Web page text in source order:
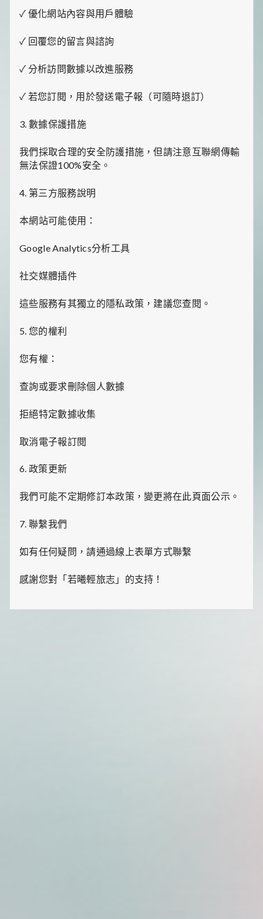
用
的
家
招、
最
道
美
食
薦，
還
心
寵
養
和
植
養
知
每
天
現
點
生
小
幸，
讓
凡
子
發
✓ 優化網站內容與用戶體驗
✓ 回覆您的留言與諮詢
✓ 分析訪問數據以改進服務
✓ 若您訂閱，用於發送電子報（可隨時退訂）
3. 數據保護措施
我們採取合理的安全防護措施，但請注意互聯網傳輸
無法保證100%安全。
4. 第三方服務說明
本網站可能使用：
Google Analytics分析工具
社交媒體插件
這些服務有其獨立的隱私政策，建議您查閱。
5. 您的權利
您有權：
查詢或要求刪除個人數據
拒絕特定數據收集
取消電子報訂閱
6. 政策更新
我們可能不定期修訂本政策，變更將在此頁面公示。
7. 聯繫我們
如有任何疑問，請通過線上表單方式聯繫
感謝您對「若曦輕旅志」的支持！